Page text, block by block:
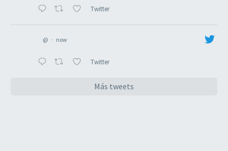
Twitter
@ · now
Twitter
Más tweets